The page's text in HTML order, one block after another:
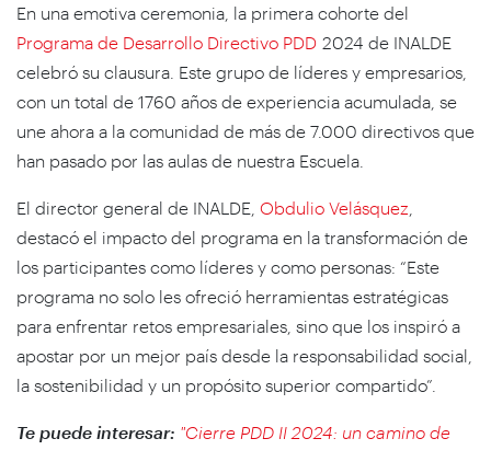
En una emotiva ceremonia, la primera cohorte del
Programa de Desarrollo Directivo PDD 2024 de INALDE
celebró su clausura. Este grupo de líderes y empresarios,
con un total de 1760 años de experiencia acumulada, se
une ahora a la comunidad de más de 7.000 directivos que
han pasado por las aulas de nuestra Escuela.
El director general de INALDE, Obdulio Velásquez
destacó el impacto del programa en la transformación de
los participantes como líderes y como personas: “Este
programa no solo les ofreció herramientas estratégicas
para enfrentar retos empresariales, sino que los inspiró a
apostar por un mejor país desde la responsabilidad social,
la sostenibilidad y un propósito superior compartido”.
Te puede interesar: "Cierre PDD II 2024: un camino de